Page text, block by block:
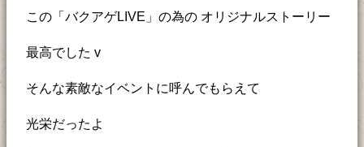
この「バクアゲLIVE」の為の オリジナルストーリー
最高でした v
そんな素敵なイベントに呼んでもらえて
光栄だったよ